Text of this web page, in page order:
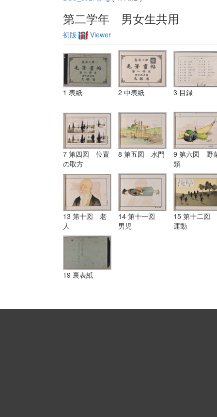
第二学年 男女生共用
初版 Viewer
1 表紙 2 中表紙 3 目録
7 第四図 位置
の取方
8 第五図 水門
9 第六図 野
類
13 第十図 老
人
14 第十一図
男児
15 第十二図
運動
19 裏表紙